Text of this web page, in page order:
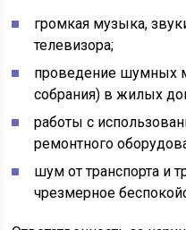
громкая музыка,
телевизора;
проведение шумных
собрания) в жилых
работы с
ремонтного
шум от транспорта и
чрезмерное